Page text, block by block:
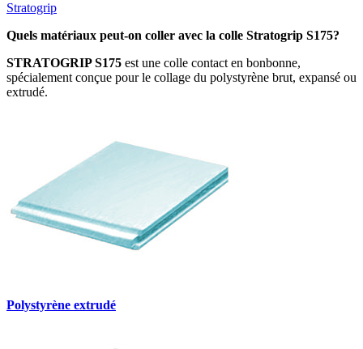
Stratogrip
Quels matériaux peut-on coller avec la colle Stratogrip S175?
STRATOGRIP S175 est une colle contact en bonbonne,
spécialement conçue pour le collage du polystyrène brut, expansé ou
extrudé.
Polystyrène extrudé